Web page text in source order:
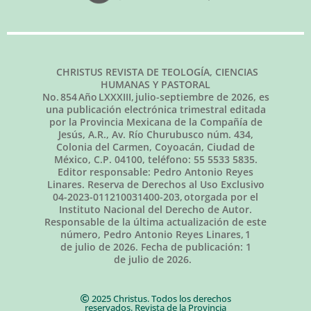
CHRISTUS REVISTA DE TEOLOGÍA, CIENCIAS
HUMANAS Y PASTORAL
No.854Año LXXXIII, julio-septiembre de 2026, es
una publicación electrónica trimestral editada
por la Provincia Mexicana de la Compañía de
Jesús, A.R., Av. Río Churubusco núm. 434,
Colonia del Carmen, Coyoacán, Ciudad de
México, C.P. 04100, teléfono: 55 5533 5835.
Editor responsable: Pedro Antonio Reyes
Linares. Reserva de Derechos al Uso Exclusivo
04-2023-011210031400-203, otorgada por el
Instituto Nacional del Derecho de Autor.
Responsable de la última actualización de este
número, Pedro Antonio Reyes Linares, 1
de julio de 2026. Fecha de publicación: 1
de julio de 2026.
2025 Christus. Todos los derechos
reservados. Revista de la Provincia